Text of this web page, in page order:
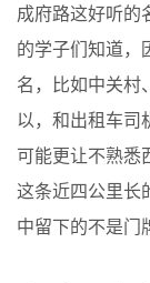
成府路这好听的
的学子们知道，
名，比如中关村
以，和出租车司
可能更让不熟悉
这条近四公里长
中留下的不是门